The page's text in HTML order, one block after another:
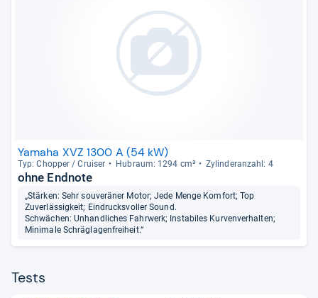
Yamaha XVZ 1300 A (54 kW)
Typ: Chop­per / Crui­ser Hub­raum: 1294 cm³ Zylin­deran­zahl: 4
ohne Endnote
„Stärken: Sehr souveräner Motor; Jede Menge Komfort; Top
Zuverlässigkeit; Eindrucksvoller Sound.
Schwächen: Unhandliches Fahrwerk; Instabiles Kurvenverhalten;
Minimale Schräglagenfreiheit.“
Tests